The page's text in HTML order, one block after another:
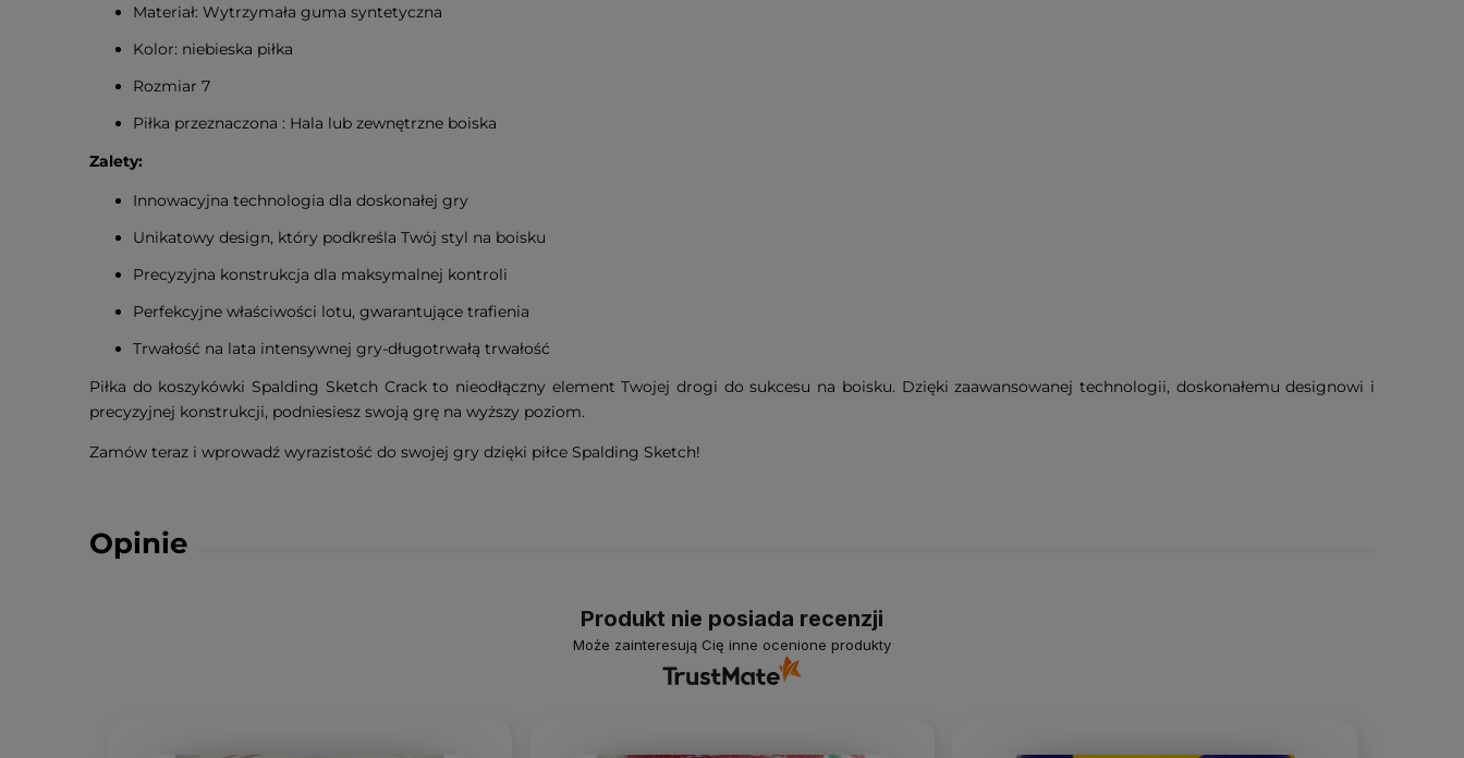
Materiał: Wytrzymała guma syntetyczna
Kolor: niebieska piłka
Rozmiar 7
Piłka przeznaczona : Hala lub zewnętrzne boiska
Zalety:
Innowacyjna technologia dla doskonałej gry
Unikatowy design, który podkreśla Twój styl na boisku
Precyzyjna konstrukcja dla maksymalnej kontroli
Perfekcyjne właściwości lotu, gwarantujące trafienia
Trwałość na lata intensywnej gry-długotrwałą trwałość
Piłka do koszykówki Spalding Sketch Crack to nieodłączny element Twojej drogi do sukcesu na boisku. Dzięki zaawansowanej technologii, doskonałemu designowi i
precyzyjnej konstrukcji, podniesiesz swoją grę na wyższy poziom.
Zamów teraz i wprowadź wyrazistość do swojej gry dzięki piłce Spalding Sketch!
Opinie
Produkt nie posiada recenzji
Może zainteresują Cię inne ocenione produkty